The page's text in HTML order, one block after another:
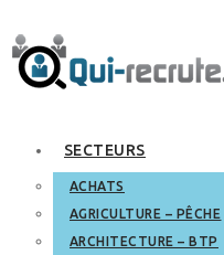
SECTEURS
ACHATS
AGRICULTURE – PÊCHE
ARCHITECTURE – BTP